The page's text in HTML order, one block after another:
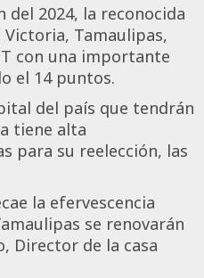
del 2024, la reconocida
Victoria, Tamaulipas,
con una importante
el 14 puntos.
del país que tendrán
tiene alta
para su reelección, las
la efervescencia
se renovarán
Director de la casa